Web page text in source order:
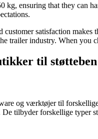
kg, ensuring that they can
satisfaction
trailer industry. When
til
og værktøjer til
tilbyder forskellige typer